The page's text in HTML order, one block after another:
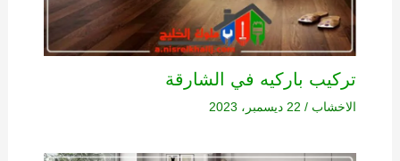
تركيب باركيه في الشارقة
الاخشاب / 22 ديسمبر، 2023